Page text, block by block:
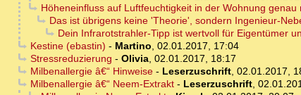
Höheneinfluss auf Luftfeuchtigkeit in der Wohnung genau
Das ist übrigens keine 'Theorie', sondern Ingenieur-
Dein Infrarotstrahler-Tipp ist wertvoll für Eigentümer
Kestine (ebastin) - Martino, 02.01.2017, 17:04
Stressreduzierung - Olivia, 02.01.2017, 18:17
Milbenallergie â€“ Hinweise- Leserzuschrift, 02.01.2017,
Milbenallergie â€“ Neem-Extrakt- Leserzuschrift,